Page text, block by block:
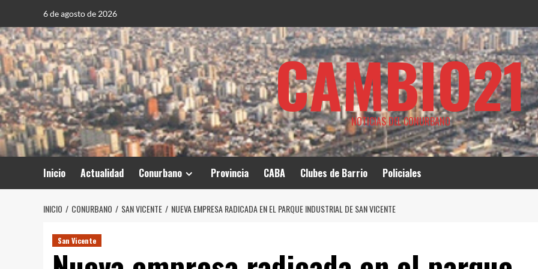
contenido
6 de agosto de 2026
CAMBIO21
NOTICIAS DEL CONURBANO
Inicio Actualidad Conurbano Provincia CABA Clubes de Barrio Policiales
INICIO CONURBANO SAN VICENTE NUEVA EMPRESA RADICADA EN EL PARQUE INDUSTRIAL DE SAN VICENTE
San Vicente